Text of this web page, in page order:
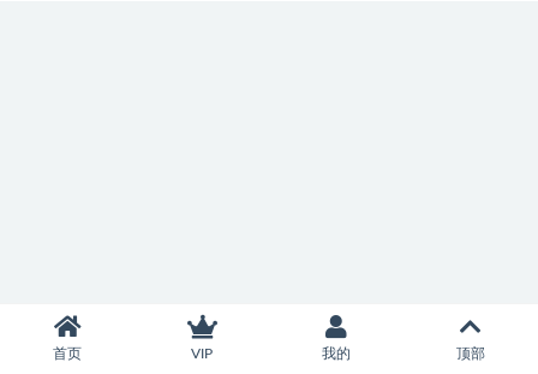
首页 VIP 我的 顶部